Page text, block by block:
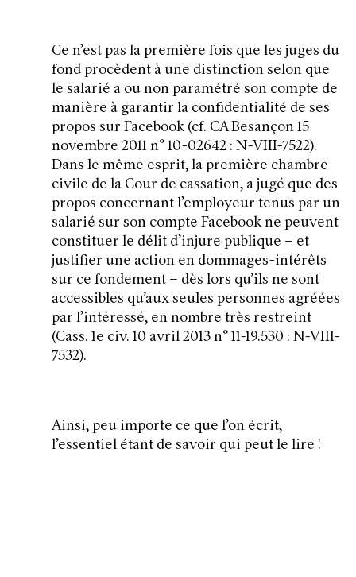
Ce n’est pas la première fois que les juges du
fond procèdent à une distinction selon que
le salarié a ou non paramétré son compte de
manière à garantir la confidentialité de ses
propos sur Facebook (cf. CA Besançon 15
novembre 2011 n° 10-02642 : N-VIII-7522).
Dans le même esprit, la première chambre
civile de la Cour de cassation, a jugé que des
propos concernant l’employeur tenus par un
salarié sur son compte Facebook ne peuvent
constituer le délit d’injure publique – et
justifier une action en dommages-intérêts
sur ce fondement – dès lors qu’ils ne sont
accessibles qu’aux seules personnes agréées
par l’intéressé, en nombre très restreint
(Cass. 1e civ. 10 avril 2013 n° 11-19.530 : N-VIII-
7532).
Ainsi, peu importe ce que l’on écrit,
l’essentiel étant de savoir qui peut le lire !